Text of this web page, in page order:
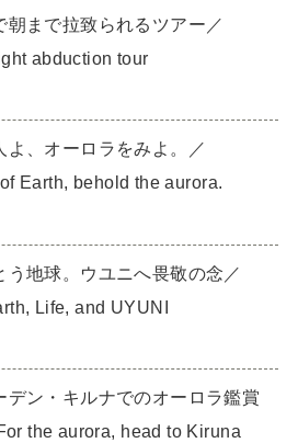
朝まで拉致られるツアー／
abduction tour
よ、オーロラをみよ。／
Earth, behold the aurora.
う地球。ウユニへ畏敬の念／
Life, and UYUNI
デン・キルナでのオーロラ鑑賞
the aurora, head to Kiruna